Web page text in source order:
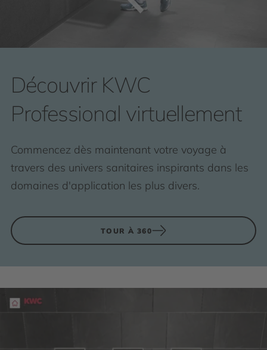
Découvrir KWC
Professional virtuellement
Commencez dès maintenant votre voyage à
travers des univers sanitaires inspirants dans les
domaines d'application les plus divers.
TOUR À 360